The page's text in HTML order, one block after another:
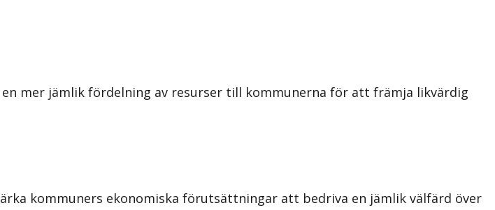
mer jämlik fördelning av resurser till kommunerna för att främja likvärdig
kommuners ekonomiska förutsättningar att bedriva en jämlik välfärd över